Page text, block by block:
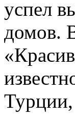
успел
домов.